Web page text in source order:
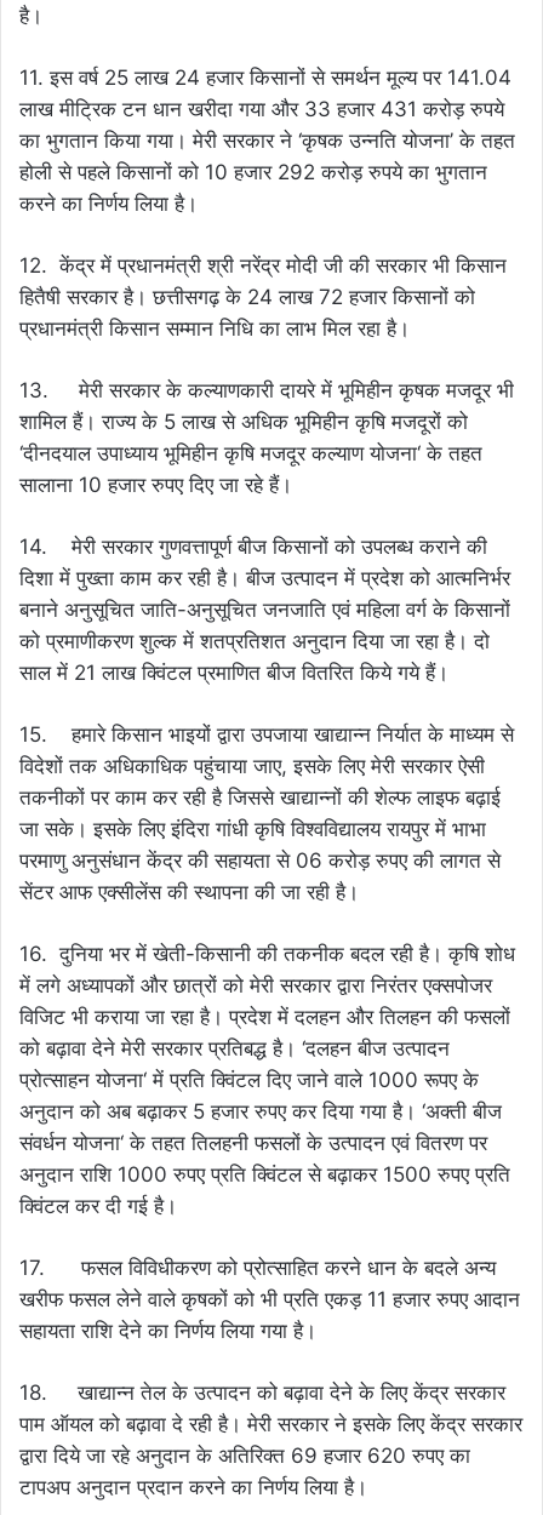
है।
11. इस वर्ष 25 लाख 24 हजार किसानों से समर्थन मूल्य पर 141.04
लाख मीट्रिक टन धान खरीदा गया और 33 हजार 431 करोड़ रुपये
का भुगतान किया गया। मेरी सरकार ने ‘कृषक उन्नति योजना’ के तहत
होली से पहले किसानों को 10 हजार 292 करोड़ रुपये का भुगतान
करने का निर्णय लिया है।
12. केंद्र में प्रधानमंत्री श्री नरेंद्र मोदी जी की सरकार भी किसान
हितैषी सरकार है। छत्तीसगढ़ के 24 लाख 72 हजार किसानों को
प्रधानमंत्री किसान सम्मान निधि का लाभ मिल रहा है।
13. मेरी सरकार के कल्याणकारी दायरे में भूमिहीन कृषक मजदूर भी
शामिल हैं। राज्य के 5 लाख से अधिक भूमिहीन कृषि मजदूरों को
‘दीनदयाल उपाध्याय भूमिहीन कृषि मजदूर कल्याण योजना‘ के तहत
सालाना 10 हजार रुपए दिए जा रहे हैं।
14. मेरी सरकार गुणवत्तापूर्ण बीज किसानों को उपलब्ध कराने की
दिशा में पुख्ता काम कर रही है। बीज उत्पादन में प्रदेश को आत्मनिर्भर
बनाने अनुसूचित जाति-अनुसूचित जनजाति एवं महिला वर्ग के किसानों
को प्रमाणीकरण शुल्क में शतप्रतिशत अनुदान दिया जा रहा है। दो
साल में 21 लाख क्विंटल प्रमाणित बीज वितरित किये गये हैं।
15. हमारे किसान भाइयों द्वारा उपजाया खाद्यान्न निर्यात के माध्यम से
विदेशों तक अधिकाधिक पहुंचाया जाए, इसके लिए मेरी सरकार ऐसी
तकनीकों पर काम कर रही है जिससे खाद्यान्नों की शेल्फ लाइफ बढ़ाई
जा सके। इसके लिए इंदिरा गांधी कृषि विश्वविद्यालय रायपुर में भाभा
परमाणु अनुसंधान केंद्र की सहायता से 06 करोड़ रुपए की लागत से
सेंटर आफ एक्सीलेंस की स्थापना की जा रही है।
16. दुनिया भर में खेती-किसानी की तकनीक बदल रही है। कृषि शोध
में लगे अध्यापकों और छात्रों को मेरी सरकार द्वारा निरंतर एक्सपोजर
विजिट भी कराया जा रहा है। प्रदेश में दलहन और तिलहन की फसलों
को बढ़ावा देने मेरी सरकार प्रतिबद्ध है। ‘दलहन बीज उत्पादन
प्रोत्साहन योजना‘ में प्रति क्विंटल दिए जाने वाले 1000 रूपए के
अनुदान को अब बढ़ाकर 5 हजार रुपए कर दिया गया है। ‘अक्ती बीज
संवर्धन योजना‘ के तहत तिलहनी फसलों के उत्पादन एवं वितरण पर
अनुदान राशि 1000 रुपए प्रति क्विंटल से बढ़ाकर 1500 रुपए प्रति
क्विंटल कर दी गई है।
17. फसल विविधीकरण को प्रोत्साहित करने धान के बदले अन्य
खरीफ फसल लेने वाले कृषकों को भी प्रति एकड़ 11 हजार रुपए आदान
सहायता राशि देने का निर्णय लिया गया है।
18. खाद्यान्न तेल के उत्पादन को बढ़ावा देने के लिए केंद्र सरकार
पाम ऑयल को बढ़ावा दे रही है। मेरी सरकार ने इसके लिए केंद्र सरकार
द्वारा दिये जा रहे अनुदान के अतिरिक्त 69 हजार 620 रुपए का
टापअप अनुदान प्रदान करने का निर्णय लिया है।